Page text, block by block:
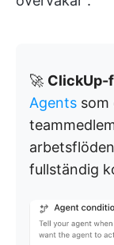
🚀 ClickUp-
Agents som
fullständig